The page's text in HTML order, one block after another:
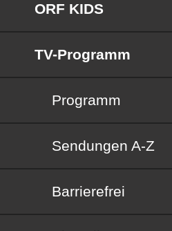
ORF KIDS
TV-Programm
Programm
Sendungen von A
Sendungen A-Z
Barrierefrei
Barrierefrei